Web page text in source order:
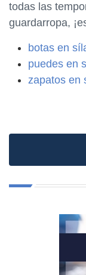
todas las
guardarropa,
botas en
puedes en
zapatos en